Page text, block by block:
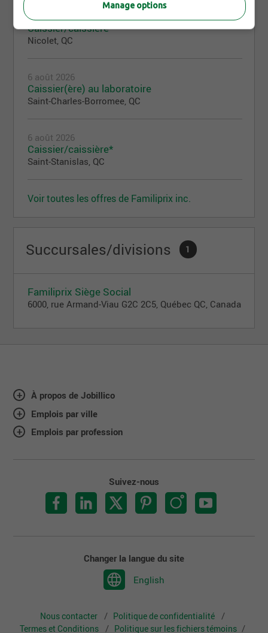
6 août 2026
Caissier/caissière*
Nicolet, QC
6 août 2026
Caissier(ère) au laboratoire
Saint-Charles-Borromee, QC
6 août 2026
Caissier/caissière*
Saint-Stanislas, QC
Voir toutes les offres de Familiprix inc.
Succursales/divisions 1
Familiprix Siège Social
6000, rue Armand-Viau G2C 2C5, Québec QC, Canada
À propos de Jobillico
Emplois par ville
Emplois par profession
Suivez-nous
Changer la langue du site
English
Nous contacter
Politique de confidentialité
Termes et Conditions
Politique sur les fichiers témoins
Manage options